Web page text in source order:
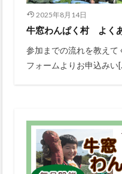
2025年8月14日
牛窓わんぱく村 よく
参加までの流れを教えて
フォームよりお申込みい